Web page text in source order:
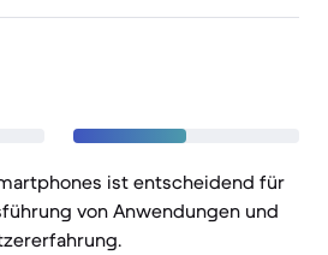
ist entscheidend für
von Anwendungen und